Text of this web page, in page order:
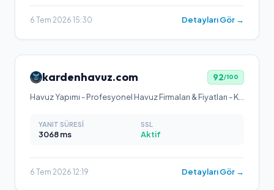
6 Tem 2026 15:30 Detayları Gör →
kardenhavuz.com 92/100
YANIT SÜRESI
3068ms
SSL
Aktif
6 Tem 2026 12:19 Detayları Gör →